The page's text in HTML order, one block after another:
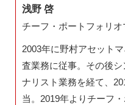
浅野 啓
チーフ・ポートフォリオ
2003年に野村アセット
査業務に従事。その後
ナリスト業務を経て、
当。2019年よりチーフ